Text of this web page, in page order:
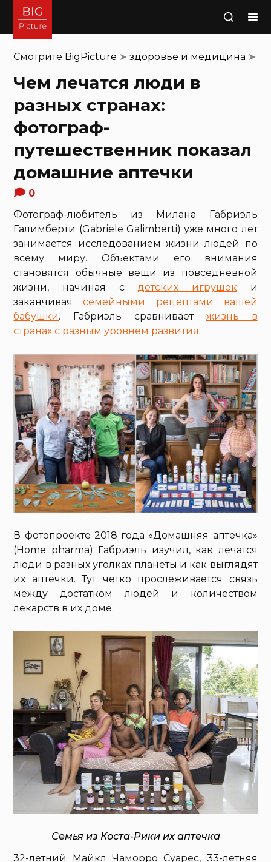
Поиск
Смотрите BigPicture ➤здоровье и медицина ➤
Чем лечатся люди в
разных странах:
фотограф-
путешественник показал
домашние аптечки
0
Фотограф-любитель из Милана Габриэль
Галимберти (Gabriele Galimberti) уже много лет
занимается исследованием жизни людей по
всему миру. Объектами его внимания
становятся обычные вещи из повседневной
жизни, начиная сдетских игрушек и
заканчиваясемейными рецептами вашей
бабушки. Габриэль сравнивает жизнь в
странах с разным уровнем развития.
В фотопроекте 2018 года «Домашняя аптечка»
(Home pharma) Габриэль изучил, как лечатся
люди в разных уголках планеты и как выглядят
их аптечки. Тут четко прослеживается связь
между достатком людей и количеством
лекарств в их доме.
Семья из Коста-Рики их аптечка
32-летний Майкл Чаморро Суарес, 33-летняя